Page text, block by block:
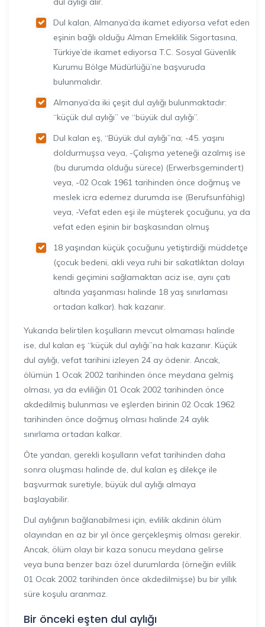
Dul kalan, Almanya’da ikamet ediyorsa vefat eden
eşinin bağlı olduğu Alman Emeklilik Sigortasına,
Türkiye’de ikamet ediyorsa T.C. Sosyal Güvenlik
Kurumu Bölge Müdürlüğü’ne başvuruda
bulunmalıdır.
Almanya’da iki çeşit dul aylığı bulunmaktadır:
“küçük dul aylığı” ve “büyük dul aylığı”.
Dul kalan eş, “Büyük dul aylığı”na; -45. yaşını
doldurmuşsa veya, -Çalışma yeteneği azalmış ise
(bu durumda olduğu sürece) (Erwerbsgemindert)
veya, -02 Ocak 1961 tarihinden önce doğmuş ve
meslek icra edemez durumda ise (Berufsunfähig)
veya, -Vefat eden eşi ile müşterek çocuğunu, ya da
vefat eden eşinin bir başkasından olmuş
18 yaşından küçük çocuğunu yetiştirdiği müddetçe
(çocuk bedeni, akli veya ruhi bir sakatlıktan dolayı
kendi geçimini sağlamaktan aciz ise, aynı çatı
altında yaşanması halinde 18 yaş sınırlaması
ortadan kalkar). hak kazanır.
Yukarıda belirtilen koşulların mevcut olmaması halinde
ise, dul kalan eş “küçük dul aylığı”na hak kazanır. Küçük
dul aylığı, vefat tarihini izleyen 24 ay ödenir. Ancak,
ölümün 1 Ocak 2002 tarihinden önce meydana gelmiş
olması, ya da evliliğin 01 Ocak 2002 tarihinden önce
akdedilmiş bulunması ve eşlerden birinin 02 Ocak 1962
tarihinden önce doğmuş olması halinde 24 aylık
sınırlama ortadan kalkar.
Öte yandan, gerekli koşulların vefat tarihinden daha
sonra oluşması halinde de, dul kalan eş dilekçe ile
başvurmak suretiyle, büyük dul aylığı almaya
başlayabilir.
Dul aylığının bağlanabilmesi için, evlilik akdinin ölüm
olayından en az bir yıl önce gerçekleşmiş olması gerekir.
Ancak, ölüm olayı bir kaza sonucu meydana gelirse
veya buna benzer bazı özel durumlarda (örneğin evlilik
01 Ocak 2002 tarihinden önce akdedilmişse) bu bir yıllık
süre koşulu aranmaz.
Bir önceki eşten dul aylığı